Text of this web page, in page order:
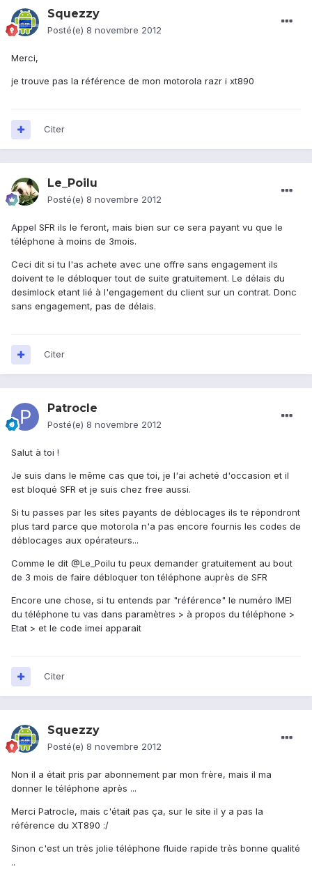
Squezzy
Posté(e) 8 novembre 2012
Merci,
je trouve pas la référence de mon motorola razr i xt890
Citer
Le_Poilu
Posté(e) 8 novembre 2012
Appel SFR ils le feront, mais bien sur ce sera payant vu que le
téléphone à moins de 3mois.
Ceci dit si tu l'as achete avec une offre sans engagement ils
doivent te le débloquer tout de suite gratuitement. Le délais du
desimlock etant lié à l'engagement du client sur un contrat. Donc
sans engagement, pas de délais.
Citer
Patrocle
Posté(e) 8 novembre 2012
Salut à toi !
Je suis dans le même cas que toi, je l'ai acheté d'occasion et il
est bloqué SFR et je suis chez free aussi.
Si tu passes par les sites payants de déblocages ils te répondront
plus tard parce que motorola n'a pas encore fournis les codes de
déblocages aux opérateurs...
Comme le dit @Le_Poilu tu peux demander gratuitement au bout
de 3 mois de faire débloquer ton téléphone auprès de SFR
Encore une chose, si tu entends par "référence" le numéro IMEI
du téléphone tu vas dans paramètres > à propos du téléphone >
Etat > et le code imei apparait
Citer
Squezzy
Posté(e) 8 novembre 2012
Non il a était pris par abonnement par mon frère, mais il ma
donner le téléphone après ...
Merci Patrocle, mais c'était pas ça, sur le site il y a pas la
référence du XT890 :/
Sinon c'est un très jolie téléphone fluide rapide très bonne qualité
..